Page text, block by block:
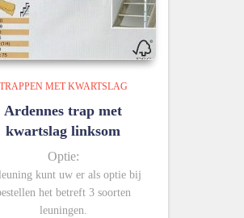
TRAPPEN MET KWARTSLAG
Ardennes trap met
kwartslag linksom
Optie:
kunt uw er als optie bij
het betreft 3 soorten
leuningen.